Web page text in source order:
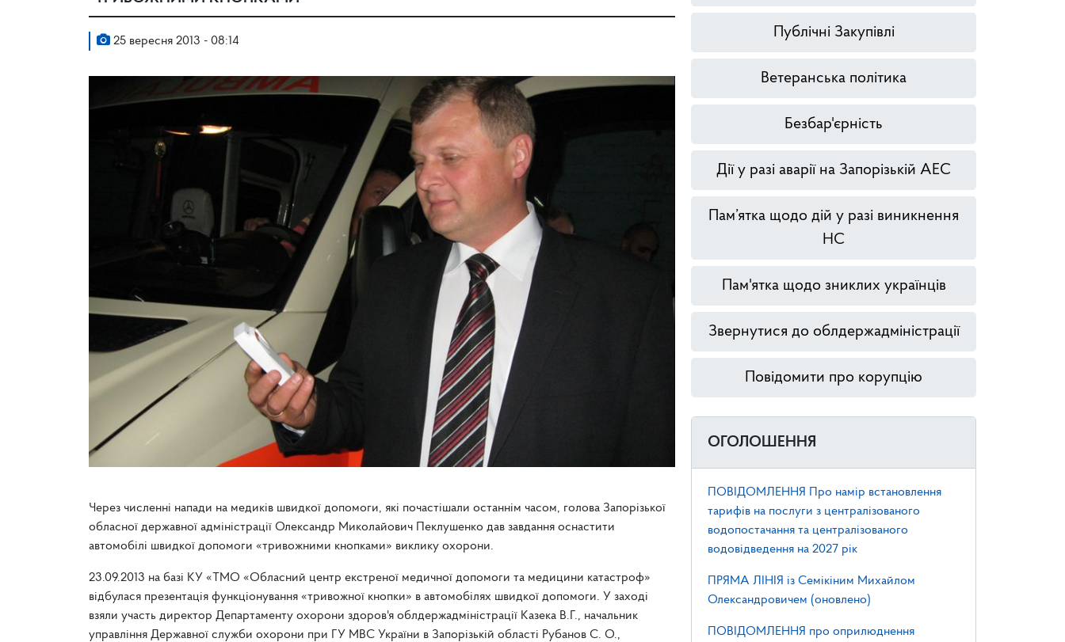
25 вересня 2013 - 08:14
Через численні напади на медиків швидкої допомоги, які почастішали останнім часом, голова Запорізької
обласної державної адміністрації Олександр Миколайович Пеклушенко дав завдання оснастити
автомобілі швидкої допомоги «тривожними кнопками» виклику охорони.
23.09.2013 на базі КУ «ТМО «Обласний центр екстреної медичної допомоги та медицини катастроф»
відбулася презентація функціонування «тривожної кнопки» в автомобілях швидкої допомоги. У заході
взяли участь директор Департаменту охорони здоров'я облдержадміністрації Казека В.Г., начальник
управління Державної служби охорони при ГУ МВС України в Запорізькій області Рубанов С. О.,
Публічні Закупівлі
Ветеранська політика
Безбар'єрність
Дії у разі аварії на Запорізькій АЕС
Пам’ятка щодо дій у разі виникнення
НС
Пам'ятка щодо зниклих українців
Звернутися до облдержадміністрації
Повідомити про корупцію
ОГОЛОШЕННЯ
ПОВІДОМЛЕННЯ Про намір встановлення
тарифів на послуги з централізованого
водопостачання та централізованого
водовідведення на 2027 рік
ПРЯМА ЛІНІЯ із Семікіним Михайлом
Олександровичем (оновлено)
ПОВІДОМЛЕННЯ про оприлюднення